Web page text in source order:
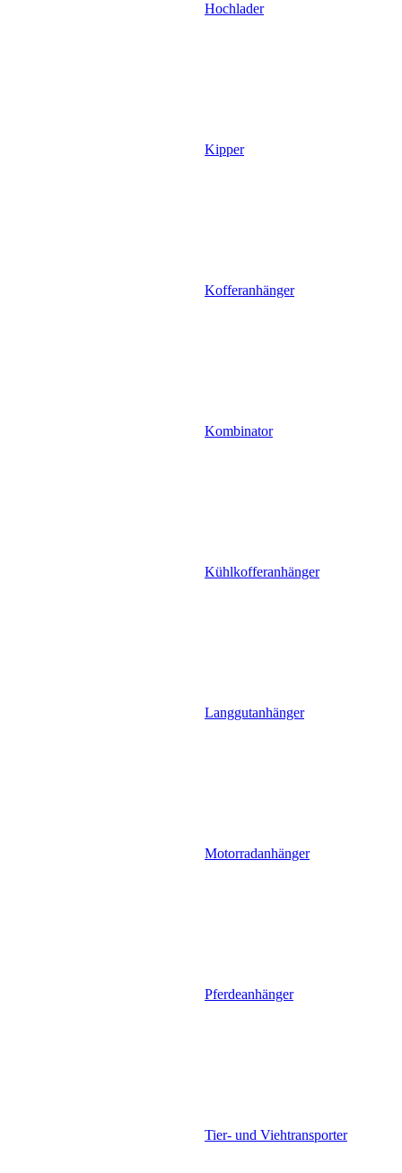
Hochlader
Kipper
Kofferanhänger
Kombinator
Kühlkofferanhänger
Langgutanhänger
Motorradanhänger
Pferdeanhänger
Tier- und Viehtransporter